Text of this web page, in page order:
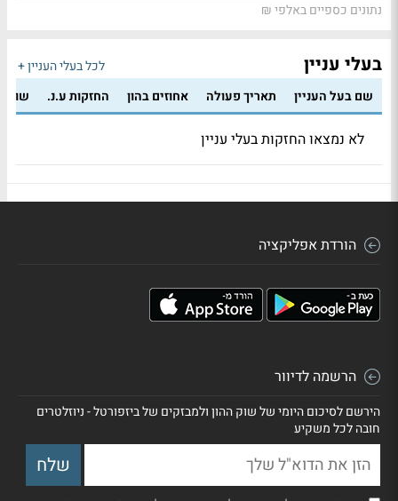
נתונים כספיים באלפי ₪
בעלי עניין
לכל בעלי העניין +
שם בעל העניין
תאריך פעולה אחוזים בהון החזקות ע.נ.
לא נמצאו החזקות בעלי עניין
הורדת אפליקציה
הרשמה לדיוור
הירשם לסיכום היומי של שוק ההון ולמבזקים של ביזפורטל - ניוזלטרים
חובה לכל משקיע